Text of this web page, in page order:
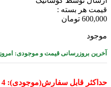
قیمت هر بسته :
600,000 تومان
موجود
آخرین بروزرسانی قیمت و موجودی: امروز 1405/05/15
حداکثر قابل سفارش(موجودی): 4 بسته